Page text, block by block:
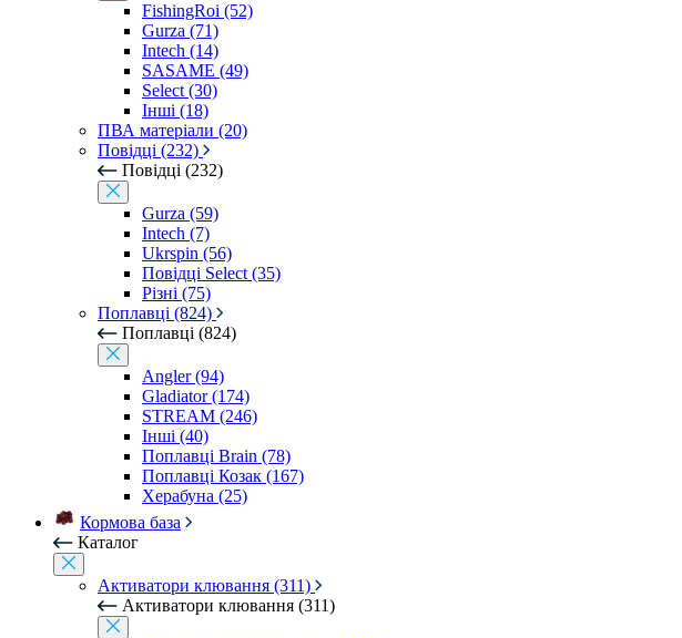
FishingRoi (52)
Gurza (71)
Intech (14)
SASAME (49)
Select (30)
Інші (18)
ПВА матеріали (20)
Повідці (232)
Повідці (232)
Gurza (59)
Intech (7)
Ukrspin (56)
Повідці Select (35)
Різні (75)
Поплавці (824)
Поплавці (824)
Angler (94)
Gladiator (174)
STREAM (246)
Інші (40)
Поплавці Brain (78)
Поплавці Козак (167)
Херабуна (25)
Кормова база
Каталог
Активатори клювання (311)
Активатори клювання (311)